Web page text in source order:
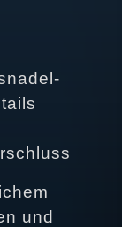
und